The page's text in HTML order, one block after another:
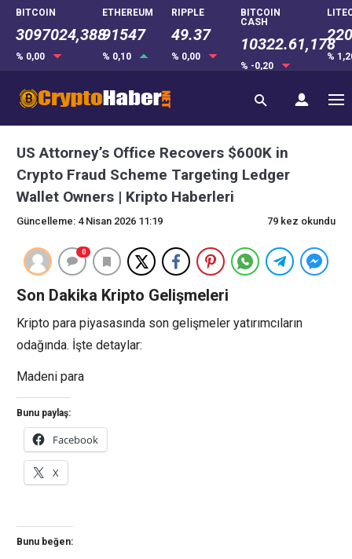
BITCOIN
3097024,388
% 0,00
ETHEREUM
91547
% 0,10
RIPPLE
49.37
% 0,00
BITCOIN
CASH
10322.61,178
% -0,20
%
US Attorney’s Office Recovers $600K in
Crypto Fraud Scheme Targeting Ledger
Wallet Owners | Kripto Haberleri
Güncelleme: 4 Nisan 2026 11:19 79 kez okundu
0
Son Dakika Kripto Gelişmeleri
Kripto para piyasasında son gelişmeler yatırımcıların
odağında. İşte detaylar:
Madeni para
Bunu paylaş:
Facebook
X
Bunu beğen: